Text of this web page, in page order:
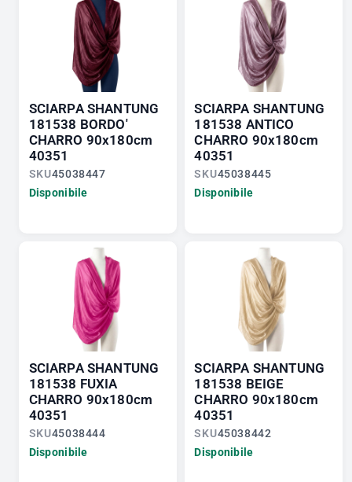
SCIARPA SHANTUNG
181538 BORDO'
CHARRO 90x180cm
40351
SKU45038447
Disponibile
SCIARPA SHANTUNG
181538 ANTICO
CHARRO 90x180cm
40351
SKU45038445
Disponibile
SCIARPA SHANTUNG
181538 FUXIA
CHARRO 90x180cm
40351
SKU45038444
Disponibile
SCIARPA SHANTUNG
181538 BEIGE
CHARRO 90x180cm
40351
SKU45038442
Disponibile